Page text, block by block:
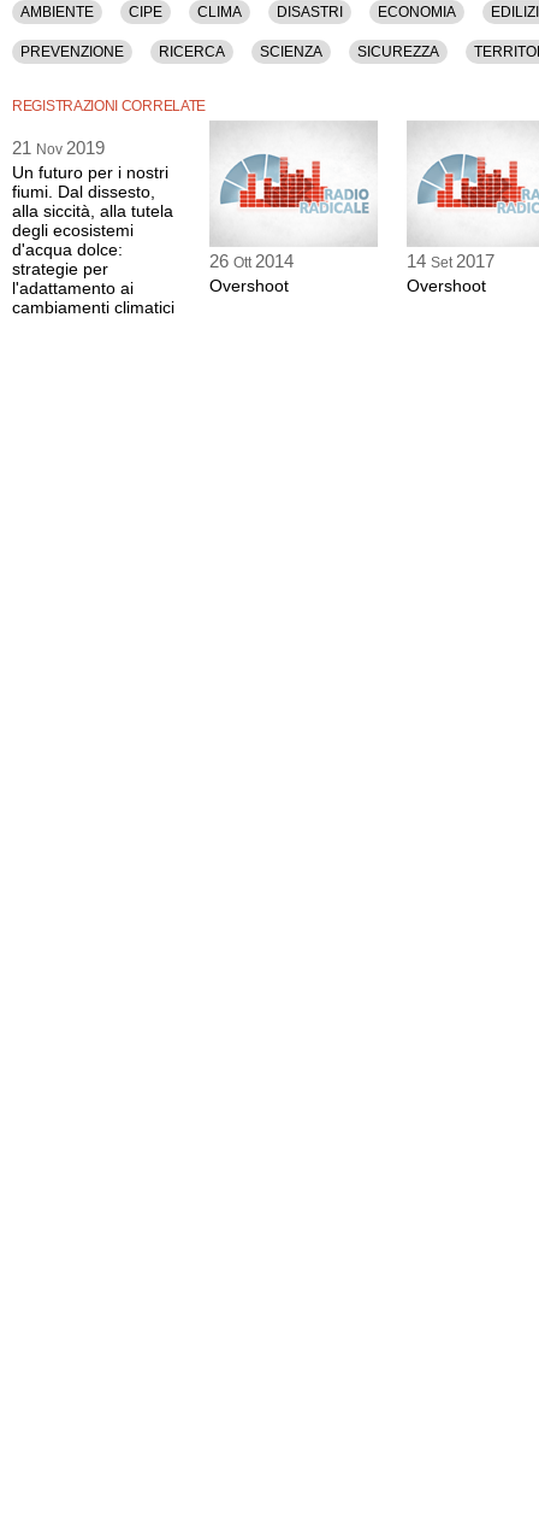
La registrazione audio ha una durata di 41 minuti.
AMBIENTE CIPE CLIMA DISASTRI ECONOMIA
PREVENZIONE RICERCA SCIENZA SICUREZZA
REGISTRAZIONI CORRELATE
21 Nov 2019
Un futuro per i nostri
fiumi. Dal dissesto,
alla siccità, alla tutela
degli ecosistemi
d'acqua dolce:
strategie per
l'adattamento ai
cambiamenti climatici
26 Ott 2014
Overshoot
14 Set 2017
Overshoot